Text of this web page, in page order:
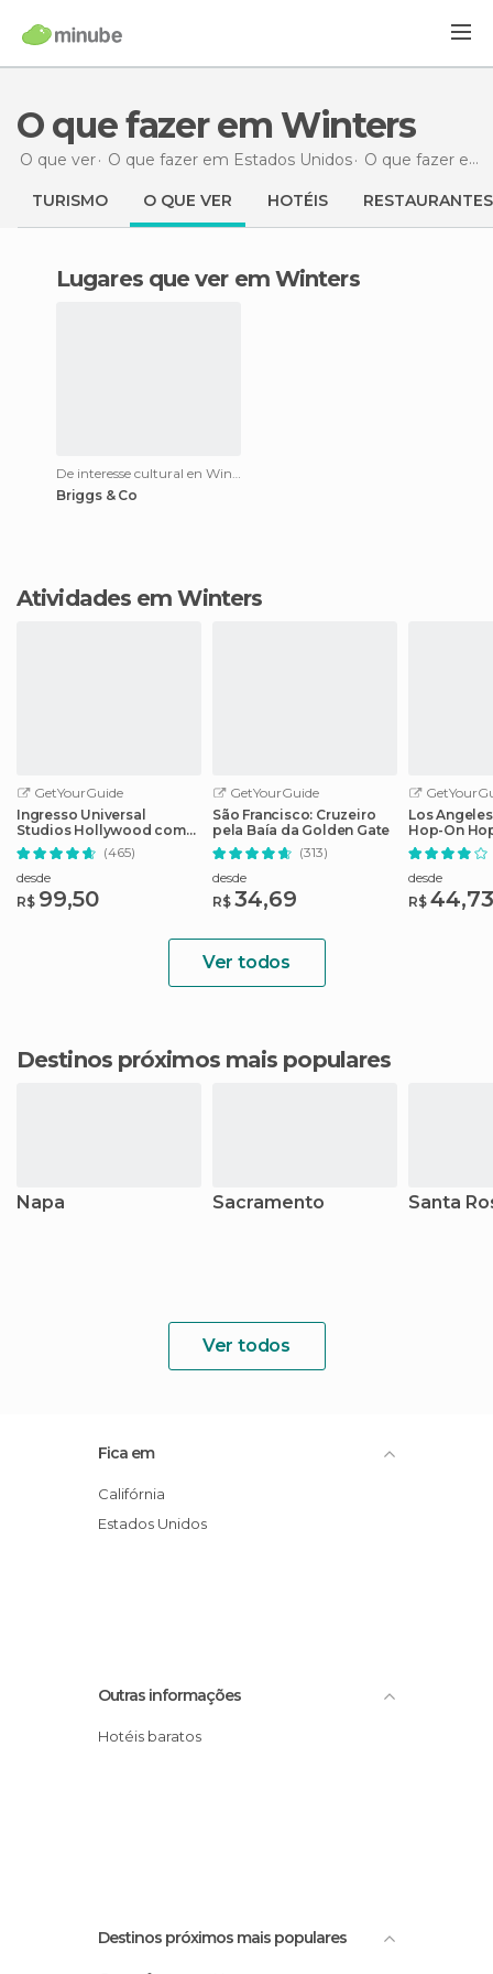
O que fazer em Winters
O que ver O que fazer em Estados Unidos O que fazer em Califórnia
TURISMO O QUE VER HOTÉIS RESTAURANTES
Lugares que ver em Winters
De interesse cultural en Winters
Briggs & Co
Atividades em Winters
GetYourGuide
Ingresso Universal
Studios Hollywood com
Cancelamento Fácil
(465)
desde
R$ 99,50
GetYourGuide
São Francisco: Cruzeiro
pela Baía da Golden Gate
(313)
desde
R$ 34,69
Los
Hop-On
guia de
desde
R$ 44,73
Ver todos
Destinos próximos mais populares
Napa Sacramento Santa
Ver todos
Fica em
Califórnia
Estados Unidos
Outras informações
Hotéis baratos
Destinos próximos mais populares